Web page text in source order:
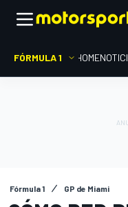
FÓRMULA 1 HOME
Fórmula 1 GP de Miami